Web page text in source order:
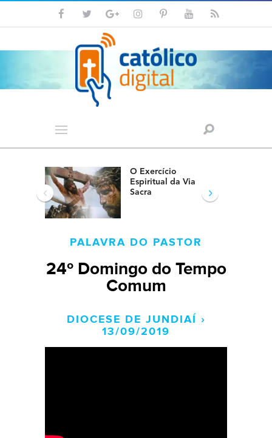
O Exercício
Espiritual da Via
Sacra
‹ ›
PALAVRA DO PASTOR
24º Domingo do Tempo
Comum
DIOCESE DE JUNDIAÍ ›
13/09/2019